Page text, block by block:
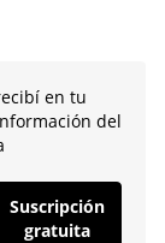
en tu
del
Suscripción
gratuita